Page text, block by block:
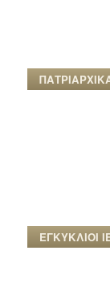
ΕΓΚΥΚΛΙΟΙ